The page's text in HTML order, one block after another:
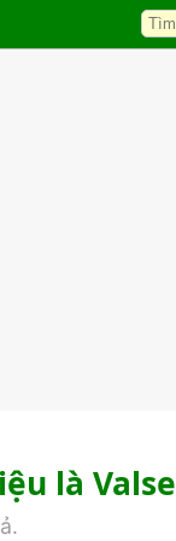
là Valse